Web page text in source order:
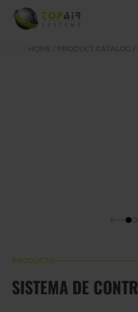
HOME / PRODUCT CATALOG /
PRODUCTO
SISTEMA DE